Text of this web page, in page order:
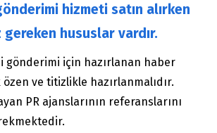
hizmeti satın alırken
hususlar vardır.
gönderimi için hazırlanan haber
ve titizlikle hazırlanmalıdır.
PR ajanslarının referanslarını